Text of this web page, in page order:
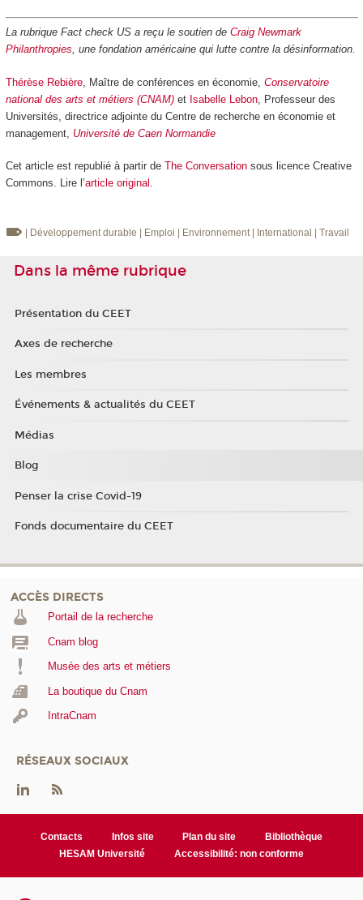
La rubrique Fact check US a reçu le soutien de Craig Newmark
Philanthropies, une fondation américaine qui lutte contre la désinformation.
Thérèse Rebière, Maître de conférences en économie, Conservatoire
national des arts et métiers (CNAM)et Isabelle Lebon, Professeur des
Universités, directrice adjointe du Centre de recherche en économie et
management, Université de Caen Normandie
Cet article est republié à partir de The Conversationsous licence Creative
Commons. Lire l’article original .
| Développement durable | Emploi | Environnement | International | Travail
Dans la même rubrique
Présentation du CEET
Axes de recherche
Les membres
Événements & actualités du CEET
Médias
Blog
Penser la crise Covid-19
Fonds documentaire du CEET
ACCÈS DIRECTS
Portail de la recherche
Cnam blog
Musée des arts et métiers
La boutique du Cnam
IntraCnam
RÉSEAUX SOCIAUX
Contacts Infos site Plan du site
Bibliothèque
HESAM Université
Accessibilité: non conforme